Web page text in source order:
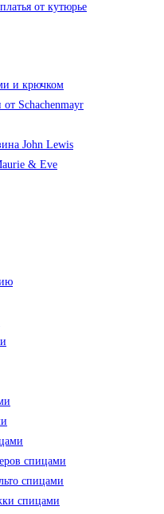
от кутюрье
и крючком
Schachenmayr
John Lewis
& Eve
спицами
спицами
спицами